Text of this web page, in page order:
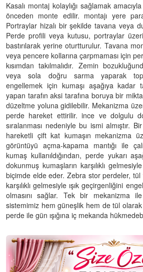
Kasalı montaj kolaylığı sağlamak
önceden monte edilir. montajı yere
Portraylar hizalı bir şekilde tavana veya
Perde profili veya kutusu, portraylar
bastırılarak yerine oturtturulur. Tavana
veya pencere kollarına çarpmaması için
kısımdan takılmalıdır. Zemin
veya sola doğru sarma yaparak
engellemek için kumaşı aşağıya kadar
yapan tarafın aksi tarafına boruya bir
düzeltme yoluna gidilebilir. Mekanizma
perde hareket ettirilir. ince ve dolgulu
sıralanması nedeniyle bu ismi almıştır.
hareketli çift kat kumaşın mekanizma
görüntüyü açma-kapama mantığı ile
kumaş kullanıldığından, perde yukarı
dokunmuş kumaşların karşılıklı
biçimde elde eder. Zebra stor perdeler, tül
karşılıklı gelmesiyle ışık geçirgenliğini
olmasını sağlar. Tek bir mekanizma
sistemimiz hem güneşlik hem de tül
perde ile gün ışığına iç mekanda